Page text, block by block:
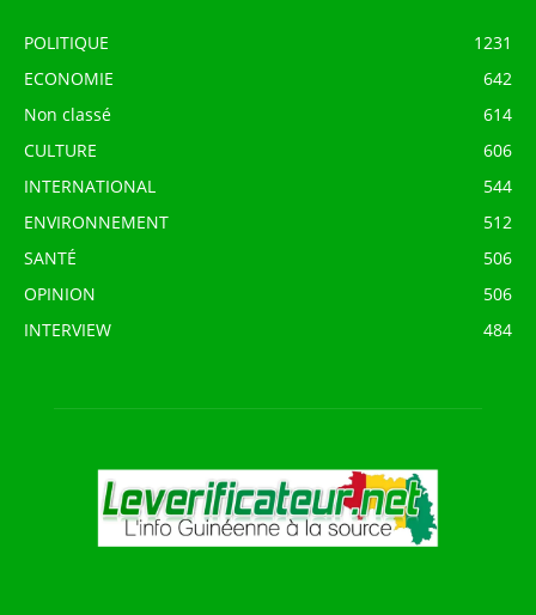
POLITIQUE
1231
ECONOMIE
642
Non classé
614
CULTURE
606
INTERNATIONAL
544
ENVIRONNEMENT
512
SANTÉ
506
OPINION
506
INTERVIEW
484